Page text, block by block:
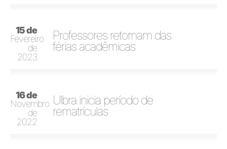
15 de
Fevereiro
de
2023
Professores retornam das
férias acadêmicas
16 de
Novembro
de
2022
Ulbra inicia período de
rematrículas